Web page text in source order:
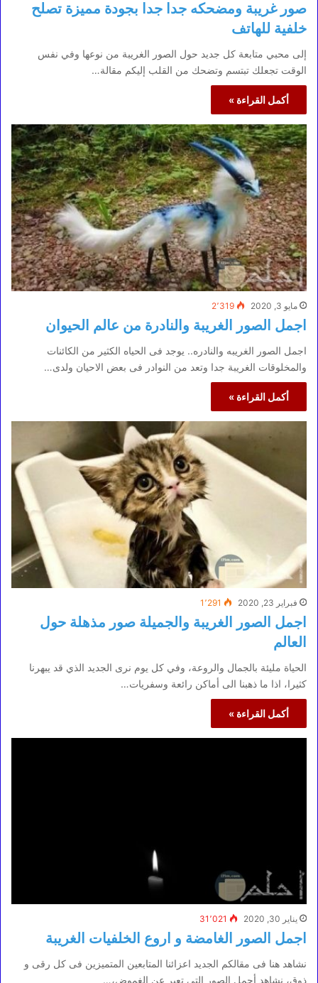
صور غريبة ومضحكه جدا جدا بجودة مميزة تصلح
خلفية للهاتف
إلى محبي متابعة كل جديد حول الصور الغريبة من نوعها وفي نفس
الوقت تجعلك تبتسم وتضحك من القلب إليكم مقالة…
أكمل القراءة »
مايو 3, 2020 2٬319
اجمل الصور الغريبة والنادرة من عالم الحيوان
اجمل الصور الغريبه والنادره.. يوجد فى الحياه الكثير من الكائنات
والمخلوقات الغريبة جدا وتعد من النوادر فى بعض الاحيان ولدى…
أكمل القراءة »
فبراير 23, 2020 1٬291
اجمل الصور الغريبة والجميلة صور مذهلة حول
العالم
الحياة مليئة بالجمال والروعة، وفي كل يوم نرى الجديد الذي قد يبهرنا
كثيرا، اذا ما ذهبنا الى أماكن رائعة وسفريات…
أكمل القراءة »
يناير 30, 2020 31٬021
اجمل الصور الغامضة و اروع الخلفيات الغريبة
نشاهد هنا فى مقالكم الجديد اعزائنا المتابعين المتميزين فى كل رقى و
ذوق، نشاهد أجمل الصور التى تعبر عن الغموض،…